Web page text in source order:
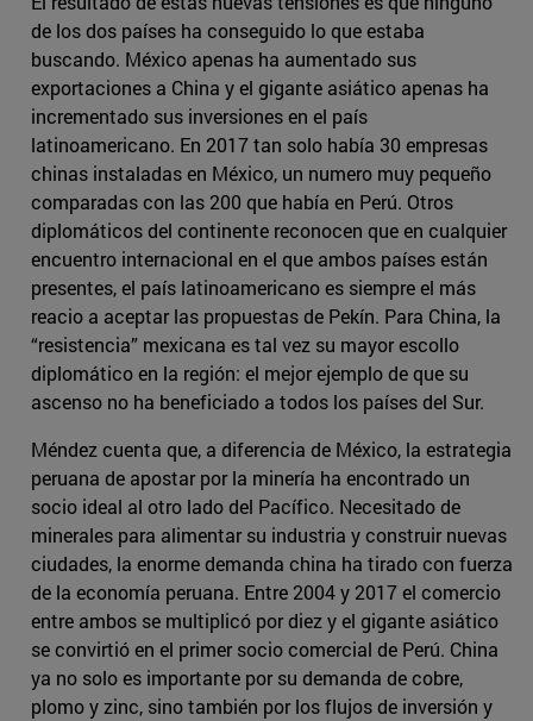
de los dos países ha conseguido lo que estaba
buscando. México apenas ha aumentado sus
exportaciones a China y el gigante asiático apenas ha
incrementado sus inversiones en el país
latinoamericano. En 2017 tan solo había 30 empresas
chinas instaladas en México, un numero muy pequeño
comparadas con las 200 que había en Perú. Otros
diplomáticos del continente reconocen que en cualquier
encuentro internacional en el que ambos países están
presentes, el país latinoamericano es siempre el más
reacio a aceptar las propuestas de Pekín. Para China, la
“resistencia” mexicana es tal vez su mayor escollo
diplomático en la región: el mejor ejemplo de que su
ascenso no ha beneficiado a todos los países del Sur.
Méndez cuenta que, a diferencia de México, la estrategia
peruana de apostar por la minería ha encontrado un
socio ideal al otro lado del Pacífico. Necesitado de
minerales para alimentar su industria y construir nuevas
ciudades, la enorme demanda china ha tirado con fuerza
de la economía peruana. Entre 2004 y 2017 el comercio
entre ambos se multiplicó por diez y el gigante asiático
se convirtió en el primer socio comercial de Perú. China
ya no solo es importante por su demanda de cobre,
plomo y zinc, sino también por los flujos de inversión y